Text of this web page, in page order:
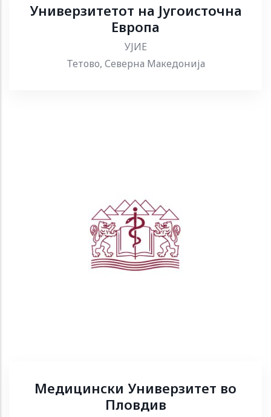
Универзитетот на Југоисточна
Европа
УЈИЕ
Тетово, Северна Македонија
Медицински Универзитет во
Пловдив